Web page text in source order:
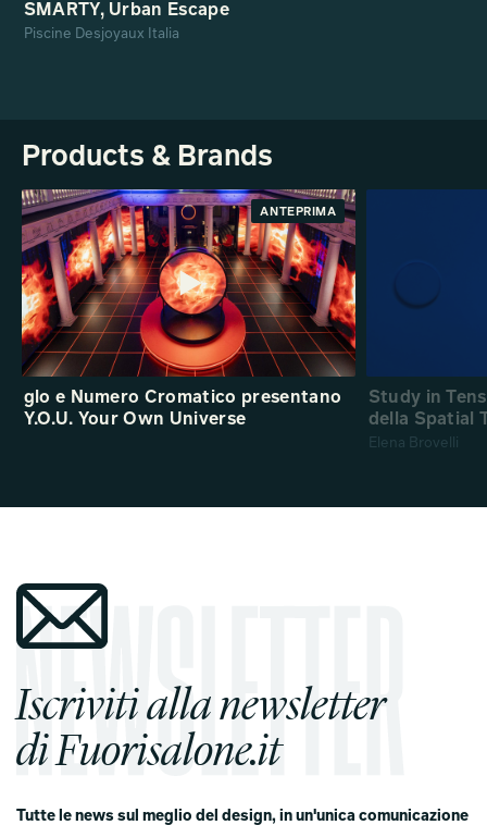
SMARTY, Urban Escape
Piscine Desjoyaux Italia
Products & Brands
ANTEPRIMA
glo e Numero Cromatico presentano
Y.O.U. Your Own Universe
Study in
della Spatial
Elena Brovelli
Iscriviti alla newsletter
di Fuorisalone.it
Tutte le news sul meglio del design, in un'unica comunicazione